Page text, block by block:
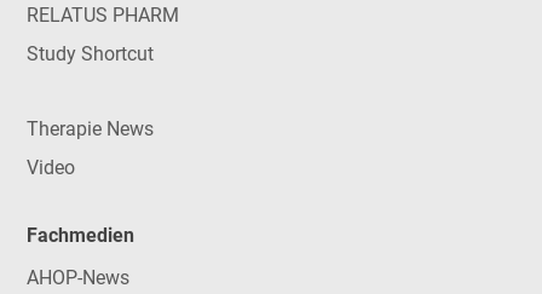
RELATUS PHARM
Study Shortcut
Therapie News
Video
Fachmedien
AHOP-News